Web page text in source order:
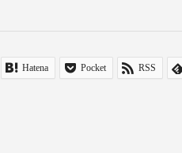
Hatena Pocket RSS